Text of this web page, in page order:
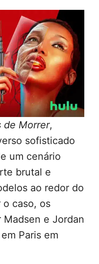
de Morrer,
sofisticado
um cenário
brutal e
ao redor do
o caso, os
Madsen e Jordan
Paris em